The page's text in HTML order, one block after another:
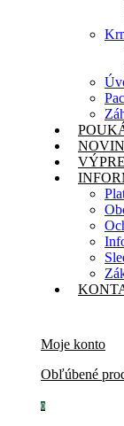
Moje konto
Obľúbené
0